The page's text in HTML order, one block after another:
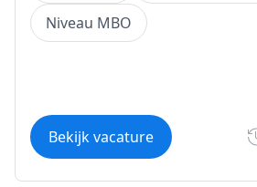
Niveau MBO
Bekijk vacature